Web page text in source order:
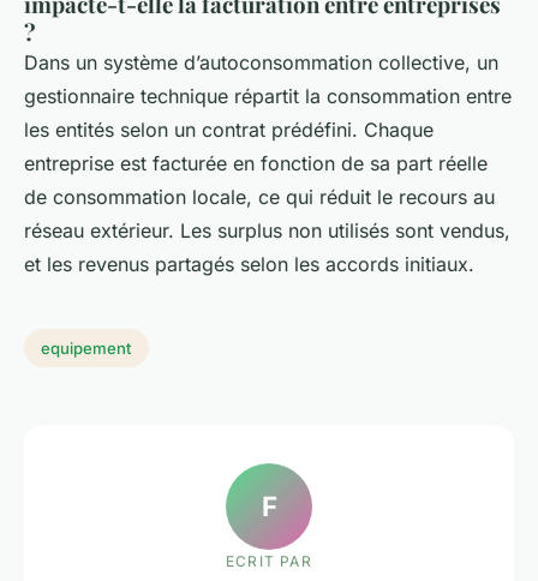
?
Dans un système d’autoconsommation collective, un
gestionnaire technique répartit la consommation entre
les entités selon un contrat prédéfini. Chaque
entreprise est facturée en fonction de sa part réelle
de consommation locale, ce qui réduit le recours au
réseau extérieur. Les surplus non utilisés sont vendus,
et les revenus partagés selon les accords initiaux.
equipement
F
ECRIT PAR